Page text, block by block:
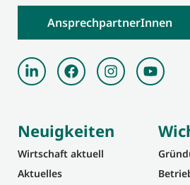
AnsprechpartnerInnen
Neuigkeiten
Wirtschaft aktuell
Aktuelles